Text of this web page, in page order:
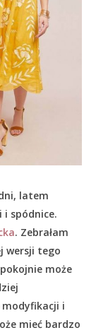
latem
i spódnice.
. Zebrałam
wersji tego
może
modyfikacji i
mieć bardzo